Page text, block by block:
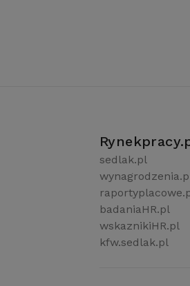
sedlak.pl
badaniaHR.pl
wskaznikiHR.pl
kfw.sedlak.pl